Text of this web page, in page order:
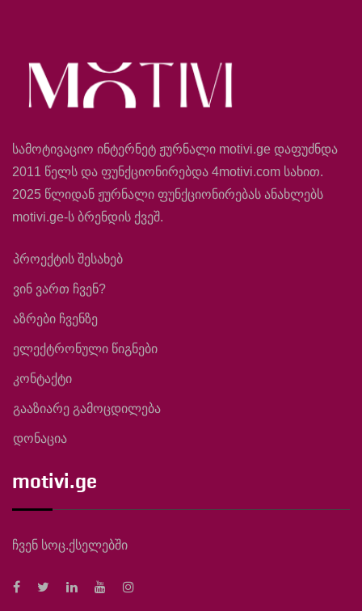
სამოტივაციო ინტერნეტ ჟურნალი motivi.ge დაფუძნდა
2011 წელს და ფუნქციონირებდა 4motivi.com სახით.
2025 წლიდან ჟურნალი ფუნქციონირებას ანახლებს
motivi.ge-ს ბრენდის ქვეშ.
პროექტის შესახებ
ვინ ვართ ჩვენ?
აზრები ჩვენზე
ელექტრონული წიგნები
კონტაქტი
გააზიარე გამოცდილება
დონაცია
motivi.ge
ჩვენ სოც.ქსელებში